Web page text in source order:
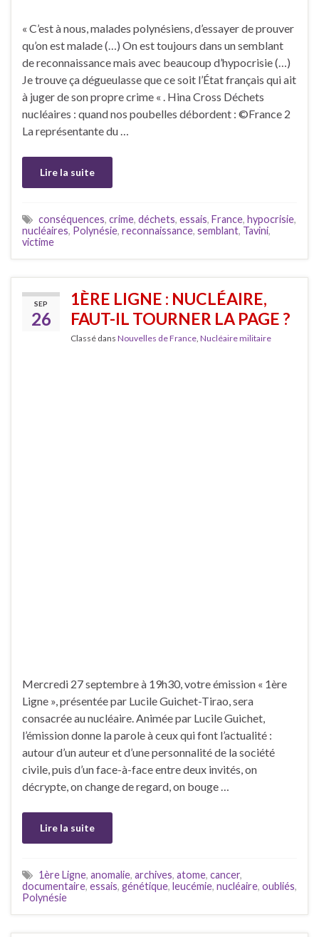
« C’est à nous, malades polynésiens, d’essayer de prouver
qu’on est malade (…) On est toujours dans un semblant
de reconnaissance mais avec beaucoup d’hypocrisie (…)
Je trouve ça dégueulasse que ce soit l’État français qui ait
à juger de son propre crime « . Hina Cross Déchets
nucléaires : quand nos poubelles débordent : ©France 2
La représentante du …
Lire la suite
conséquences, crime, déchets, essais, France, hypocrisie,
nucléaires, Polynésie, reconnaissance, semblant, Tavini,
victime
SEP
26
1ÈRE LIGNE : NUCLÉAIRE,
FAUT-IL TOURNER LA PAGE ?
Classé dans Nouvelles de France, Nucléaire militaire
Mercredi 27 septembre à 19h30, votre émission « 1ère
Ligne », présentée par Lucile Guichet-Tirao, sera
consacrée au nucléaire. Animée par Lucile Guichet,
l’émission donne la parole à ceux qui font l’actualité :
autour d’un auteur et d’une personnalité de la société
civile, puis d’un face-à-face entre deux invités, on
décrypte, on change de regard, on bouge …
Lire la suite
1ère Ligne, anomalie, archives, atome, cancer,
documentaire, essais, génétique, leucémie, nucléaire, oubliés,
Polynésie